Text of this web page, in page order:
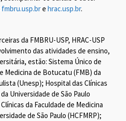
fmbru.usp.brehrac.usp.br.
da FMBRU-USP, HRAC-USP
das atividades de ensino,
estão: Sistema Único de
Medicina de Botucatu (FMB) da
(Unesp); Hospital das Clínicas
Universidade de São Paulo
da Faculdade de Medicina
de São Paulo (HCFMRP);